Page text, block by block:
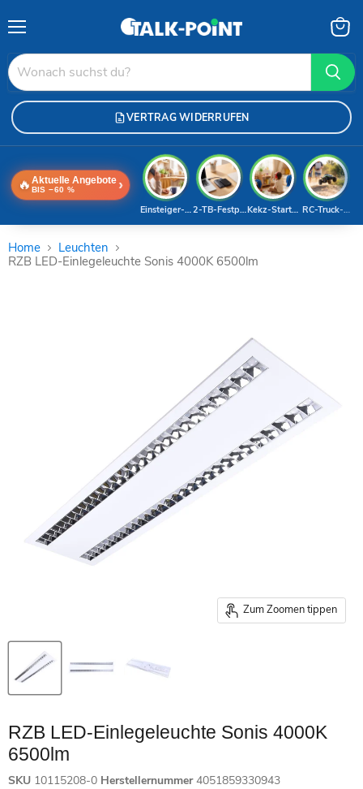
VERTRAG WIDERRUFEN
🔥 Aktuelle Angebote
BIS −60 % ›
RC-Truck-Deal
Kekz-Starterset
2-TB-Festplatte
Einsteiger-Handy
Home
Leuchten
RZB LED-Einlegeleuchte Sonis 4000K 6500lm
Zum Zoomen tippen
RZB LED-Einlegeleuchte Sonis 4000K
6500lm
SKU 10115208-0 Herstellernummer 4051859330943